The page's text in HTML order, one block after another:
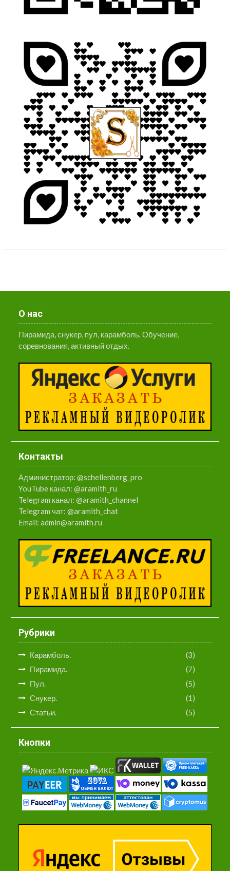
О нас
Пирамида, снукер, пул, карамболь. Обучение,
соревнования, активный отдых.
Контакты
Администратор:@schellenberg_pro
YouTube канал:@aramith_ru
Telegram канал:@aramith_channel
Telegram чат:@aramith_chat
Email:admin@aramith.ru
Рубрики
Карамболь.
(3)
Пирамида.
(7)
Пул.
(5)
Снукер.
(1)
Статьи.
(5)
Кнопки